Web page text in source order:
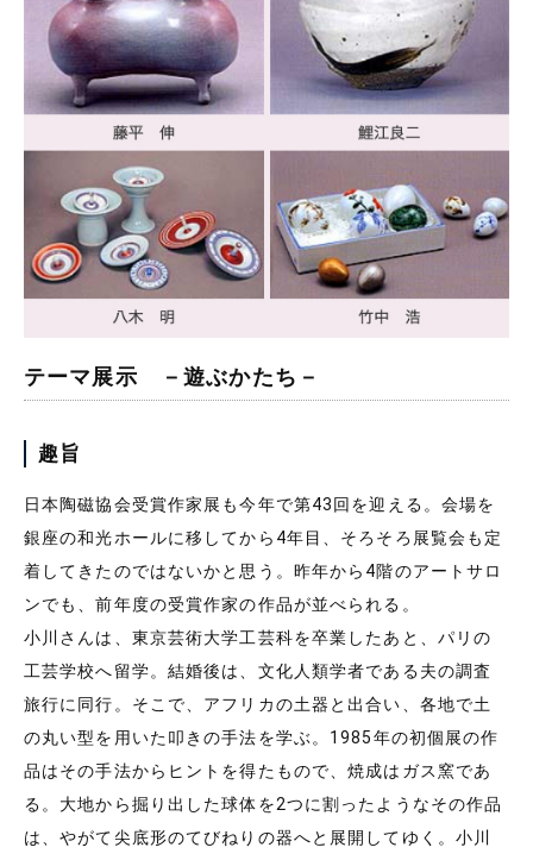
テーマ展示 －遊ぶかたち－
趣旨
日本陶磁協会受賞作家展も今年で第43回を迎える。会場を
銀座の和光ホールに移してから4年目、そろそろ展覧会も定
着してきたのではないかと思う。昨年から4階のアートサロ
ンでも、前年度の受賞作家の作品が並べられる。
小川さんは、東京芸術大学工芸科を卒業したあと、パリの
工芸学校へ留学。結婚後は、文化人類学者である夫の調査
旅行に同行。そこで、アフリカの土器と出合い、各地で土
の丸い型を用いた叩きの手法を学ぶ。1985年の初個展の作
品はその手法からヒントを得たもので、焼成はガス窯であ
る。大地から掘り出した球体を2つに割ったようなその作品
は、やがて尖底形のてびねりの器へと展開してゆく。小川